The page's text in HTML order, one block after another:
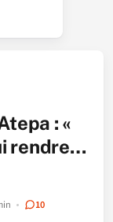
: «
rendre…
10